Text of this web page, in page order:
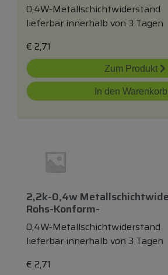
0,4W-Metallschichtwiderstand
lieferbar innerhalb von 3 Tagen
€ 2,71
Zum Produkt
In den Warenkorb
2,2k-0,4w
Rohs-Konform-
0,4W-Metallschichtwiderstand
lieferbar innerhalb von 3 Tagen
€ 2,71